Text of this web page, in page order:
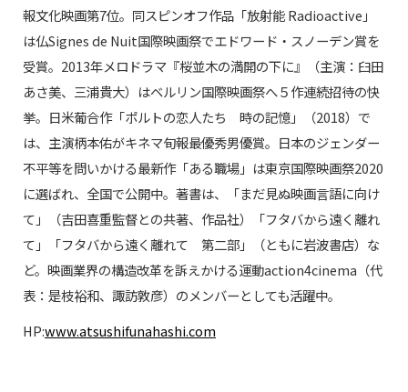
報文化映画第7位。同スピンオフ作品「放射能 Radioactive」
は仏Signes de Nuit国際映画祭でエドワード・スノーデン賞を
受賞。2013年メロドラマ『桜並木の満開の下に』（主演：臼田
あさ美、三浦貴大）はベルリン国際映画祭へ５作連続招待の快
挙。日米葡合作「ポルトの恋人たち 時の記憶」（2018）で
は、主演柄本佑がキネマ旬報最優秀男優賞。日本のジェンダー
不平等を問いかける最新作「ある職場」は東京国際映画祭2020
に選ばれ、全国で公開中。著書は、「まだ見ぬ映画言語に向け
て」（吉田喜重監督との共著、作品社）「フタバから遠く離れ
て」「フタバから遠く離れて 第二部」（ともに岩波書店）な
ど。映画業界の構造改革を訴えかける運動action4cinema（代
表：是枝裕和、諏訪敦彦）のメンバーとしても活躍中。
HP:www.atsushifunahashi.com